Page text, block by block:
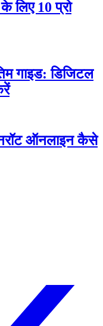
लिए 10 प्रो
गाइड: डिजिटल
ऑनलाइन कैसे